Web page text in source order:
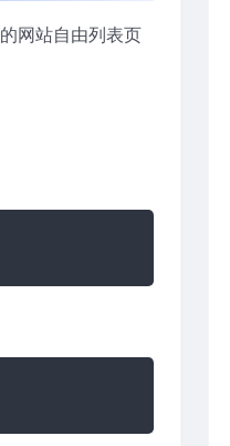
网站自由列表页